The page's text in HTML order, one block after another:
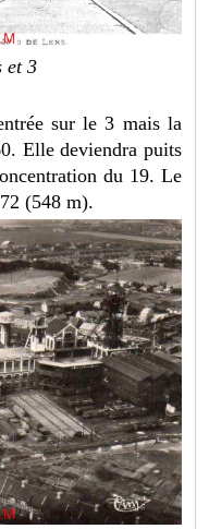
et 3
sur le 3 mais la
Elle deviendra puits
du 19. Le
(548 m).